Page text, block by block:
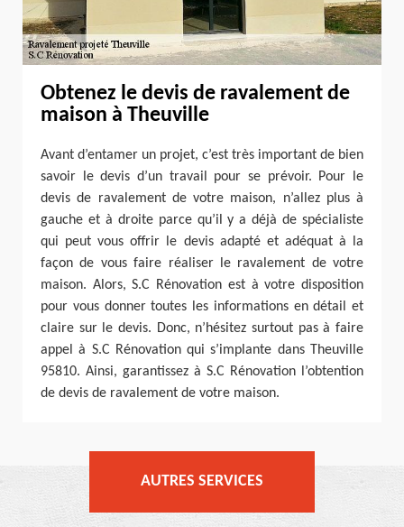
Obtenez le devis de ravalement de
maison à Theuville
Avant d’entamer un projet, c’est très important de bien
savoir le devis d’un travail pour se prévoir. Pour le
devis de ravalement de votre maison, n’allez plus à
gauche et à droite parce qu’il y a déjà de spécialiste
qui peut vous offrir le devis adapté et adéquat à la
façon de vous faire réaliser le ravalement de votre
maison. Alors, S.C Rénovation est à votre disposition
pour vous donner toutes les informations en détail et
claire sur le devis. Donc, n’hésitez surtout pas à faire
appel à S.C Rénovation qui s’implante dans Theuville
95810. Ainsi, garantissez à S.C Rénovation l’obtention
de devis de ravalement de votre maison.
AUTRES SERVICES